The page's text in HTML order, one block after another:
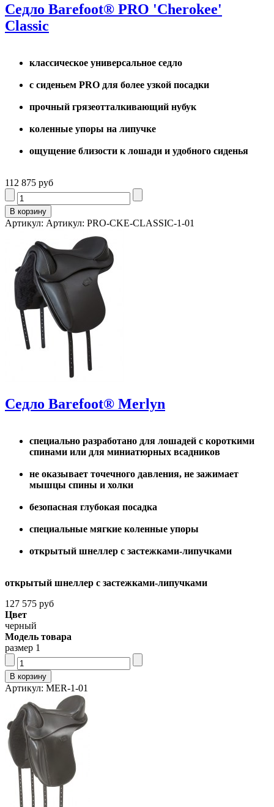
Седло Barefoot® PRO 'Cherokee'
Classic
классическое универсальное седло
с сиденьем PRO для более узкой посадки
прочный грязеотталкивающий нубук
коленные упоры на липучке
ощущение близости к лошади и удобного сиденья
112 875 руб
Артикул: Артикул: PRO-CKE-CLASSIC-1-01
Седло Barefoot® Merlyn
специально разработано для лошадей с короткими
спинами или для миниатюрных всадников
не оказывает точечного давления, не зажимает
мышцы спины и холки
безопасная глубокая посадка
специальные мягкие коленные упоры
открытый шнеллер с застежками-липучками
открытый шнеллер с застежками-липучками
127 575 руб
Цвет
черный
Модель товара
размер 1
Артикул: MER-1-01